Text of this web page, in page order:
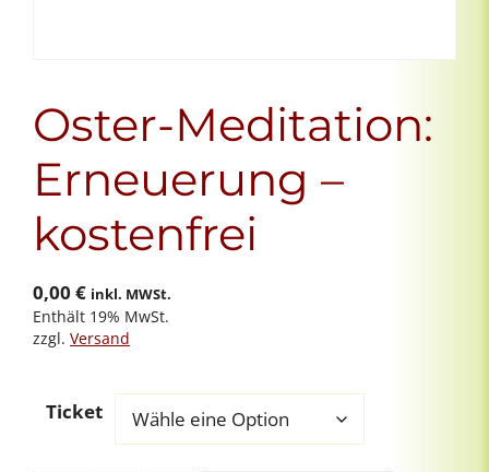
Oster-Meditation:
Erneuerung –
kostenfrei
0,00 € inkl. MWSt.
Enthält 19% MwSt.
zzgl. Versand
Ticket